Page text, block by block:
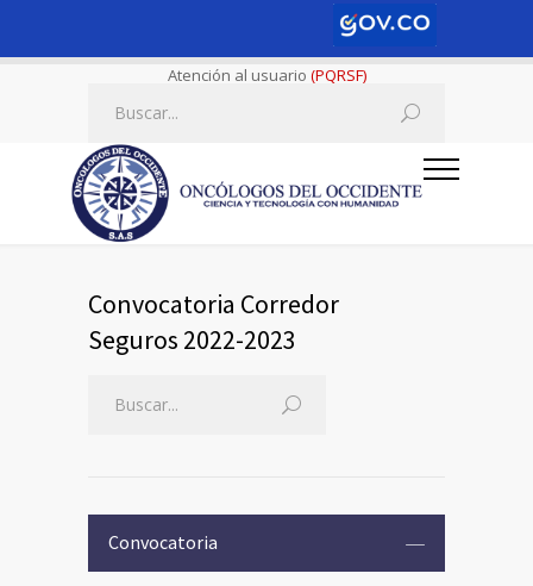
Atención al usuario (PQRSF)
Convocatoria Corredor
Seguros 2022-2023
Convocatoria